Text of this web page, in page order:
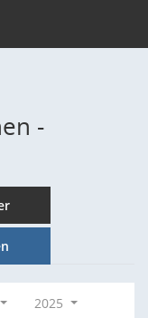
-
2025